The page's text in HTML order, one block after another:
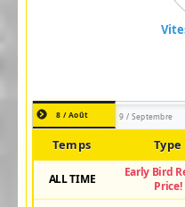
8 / Août 9 / Septembre
Temps Type
ALL TIME
Early Bird
Price!